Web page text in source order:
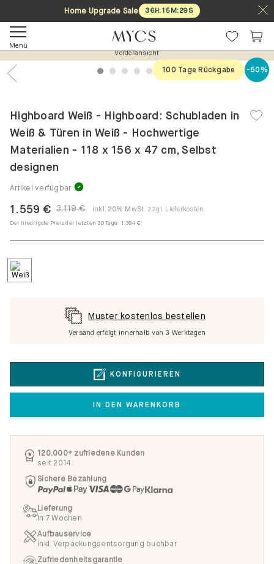
Home Upgrade Sale 36H:15 M:28S
Menü
Vorderansicht
1 2 3 4 5 6 7
100 Tage Rückgabe -50%
Highboard Weiß - Highboard: Schubladen in
Weiß & Türen in Weiß - Hochwertige
Materialien - 118 x 156 x 47 cm, Selbst
designen
Artikel verfügbar
3.119 €
1.559 € inkl. 20% MwSt. zzgl. Lieferkosten
Der niedrigste Preis der letzten 30 Tage: 1.394 €
KONFIGURIEREN
IN DEN WARENKORB
Muster kostenlos bestellen
Versand erfolgt innerhalb von 3 Werktagen
120.000+ zufriedene Kunden
seit 2014
Sichere Bezahlung
Lieferung
in 7 Wochen
Aufbauservice
inkl. Verpackungsentsorgung buchbar
Zufriedenheitsgarantie